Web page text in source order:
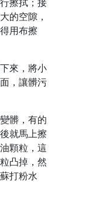
的空隙，
用布擦
來，將小
，讓髒污
髒，有的
就馬上擦
顆粒，這
凸掉，然
打粉水